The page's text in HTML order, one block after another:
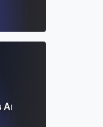
Publiés et